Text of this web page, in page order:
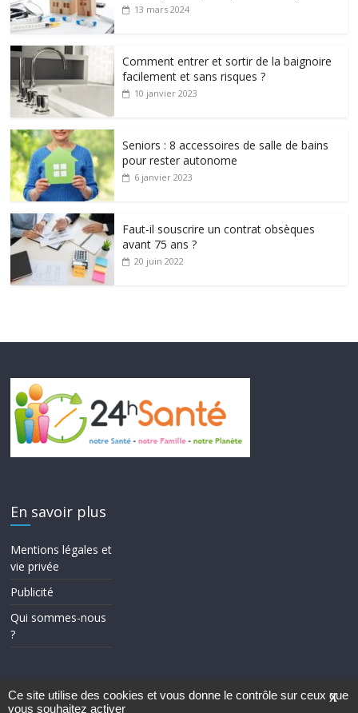
13 mars 2024
Comment entrer et sortir de la baignoire
facilement et sans risques ?
10 janvier 2023
Seniors : 8 accessoires de salle de bains
pour rester autonome
6 janvier 2023
Faut-il souscrire un contrat obsèques
avant 75 ans ?
20 juin 2022
En savoir plus
Mentions légales et
vie privée
Publicité
Qui sommes-nous
?
X
Ce site utilise des cookies et vous donne le contrôle sur ceux que
vous souhaitez activer